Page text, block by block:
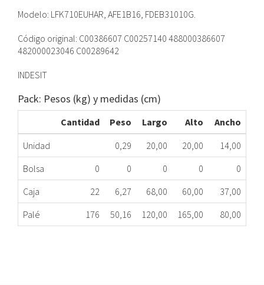
Modelo: LFK710EUHAR, AFE1B16, FDEB31010G.
Código original: C00386607 C00257140 488000386607
482000023046 C00289642
INDESIT
Pack: Pesos (kg) y medidas (cm)
Cantidad Peso Largo Alto
Ancho
Unidad
0,29 20,00 20,00
14,00
Bolsa
0 0 0 0
0
Caja
22 6,27 68,00 60,00
37,00
Palé
176 50,16 120,00 165,00 80,00